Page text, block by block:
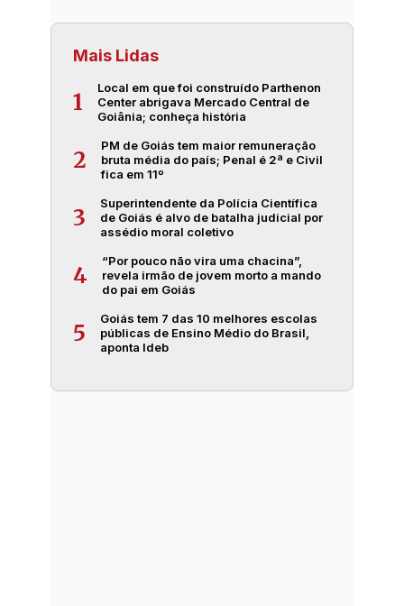
Mais Lidas
1
Local em que foi construído Parthenon
Center abrigava Mercado Central de
Goiânia; conheça história
2
PM de Goiás tem maior remuneração
bruta média do país; Penal é 2ª e Civil
fica em 11º
3
Superintendente da Polícia Científica
de Goiás é alvo de batalha judicial por
assédio moral coletivo
4
“Por pouco não vira uma chacina”,
revela irmão de jovem morto a mando
do pai em Goiás
5
Goiás tem 7 das 10 melhores escolas
públicas de Ensino Médio do Brasil,
aponta Ideb